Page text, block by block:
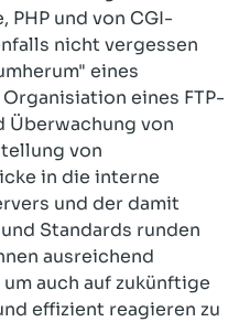
PHP und von CGI-
nicht vergessen
eines
eines FTP-
Überwachung von
von
in die interne
und der damit
Standards runden
ausreichend
auch auf zukünftige
effizient reagieren zu